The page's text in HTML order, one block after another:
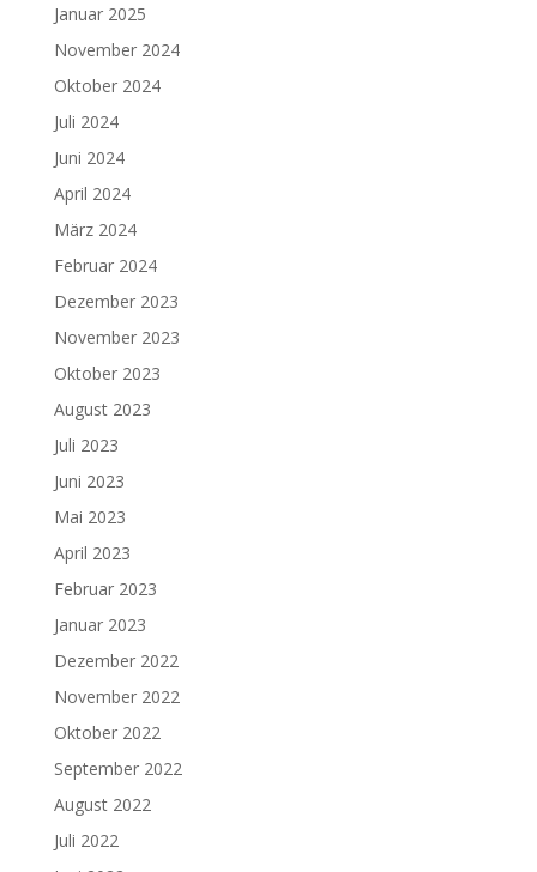
Januar 2025
November 2024
Oktober 2024
Juli 2024
Juni 2024
April 2024
März 2024
Februar 2024
Dezember 2023
November 2023
Oktober 2023
August 2023
Juli 2023
Juni 2023
Mai 2023
April 2023
Februar 2023
Januar 2023
Dezember 2022
November 2022
Oktober 2022
September 2022
August 2022
Juli 2022